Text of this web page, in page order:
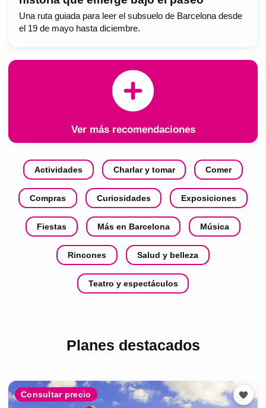
Una ruta guiada para leer el subsuelo de Barcelona desde
el 19 de mayo hasta diciembre.
Ver más recomendaciones
Actividades Charlar y tomar Comer
Compras Curiosidades Exposiciones
Fiestas Más en Barcelona Música
Rincones Salud y belleza
Teatro y espectáculos
Planes destacados
Consultar precio